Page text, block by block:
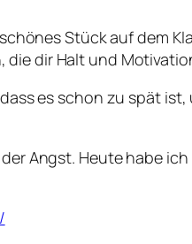
Stück auf dem
die dir Halt und
es schon zu spät
Angst. Heute habe